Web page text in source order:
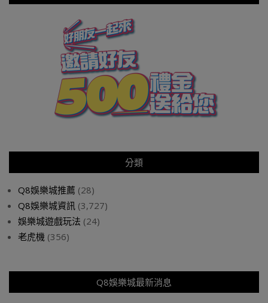
分類
Q8娛樂城推薦 (28)
Q8娛樂城資訊 (3,727)
娛樂城遊戲玩法 (24)
老虎機 (356)
Q8娛樂城最新消息